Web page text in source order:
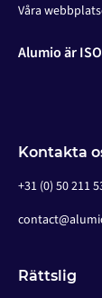
Våra
Alumio är
Kontakta
+31 (0) 50 211
Rättslig